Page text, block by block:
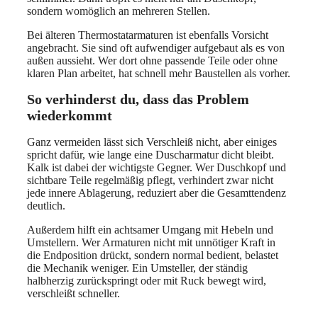
sondern womöglich an mehreren Stellen.
Bei älteren Thermostatarmaturen ist ebenfalls Vorsicht
angebracht. Sie sind oft aufwendiger aufgebaut als es von
außen aussieht. Wer dort ohne passende Teile oder ohne
klaren Plan arbeitet, hat schnell mehr Baustellen als vorher.
So verhinderst du, dass das Problem
wiederkommt
Ganz vermeiden lässt sich Verschleiß nicht, aber einiges
spricht dafür, wie lange eine Duscharmatur dicht bleibt.
Kalk ist dabei der wichtigste Gegner. Wer Duschkopf und
sichtbare Teile regelmäßig pflegt, verhindert zwar nicht
jede innere Ablagerung, reduziert aber die Gesamttendenz
deutlich.
Außerdem hilft ein achtsamer Umgang mit Hebeln und
Umstellern. Wer Armaturen nicht mit unnötiger Kraft in
die Endposition drückt, sondern normal bedient, belastet
die Mechanik weniger. Ein Umsteller, der ständig
halbherzig zurückspringt oder mit Ruck bewegt wird,
verschleißt schneller.